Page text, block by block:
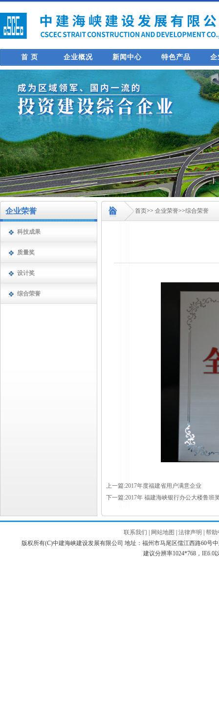
首 页 企业概况 新闻中心 特色产品 企
企业荣誉
科技成果
质量奖
设计奖
综合荣誉
首页>> 企业荣誉>>综合荣誉
上一篇:2017年度福建省用户满意企业
下一篇:2017年 福建海峡银行办公大楼鲁班
联系我们 网站地图 法律声明
帮助
版权所有(C)中建海峡建设发展有限公司 地址：福州市马尾区儒江西路60号中
建议分辨率1024*768，IE6.0